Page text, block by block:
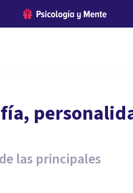
las principales